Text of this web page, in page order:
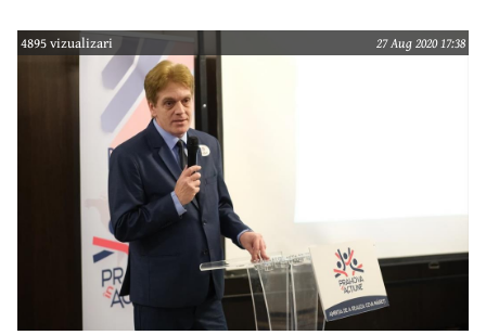
candidați pentru Consiliul Local. Cine sunt ei, "Verzii" de la
Telega, ce își doresc pentru comuna lor, care le sunt
gândurile și proiectele, puteți citi în rândurile care
4895 vizualizari 27 Aug 2020 17:38